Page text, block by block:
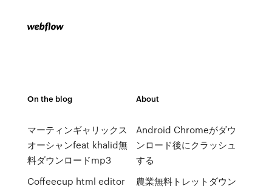
On the blog
マーティンギャリックス
オーシャンfeat khalid無
料ダウンロードmp3
Coffeecup html editor
About
Android Chromeがダウ
ンロード後にクラッシュ
する
農業無料トレットダウン